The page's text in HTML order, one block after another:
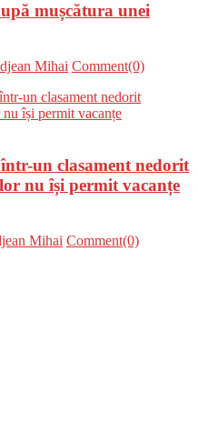
mușcătura unei
Mihai Comment(0)
un clasament nedorit
nu își permit vacanțe
Mihai Comment(0)